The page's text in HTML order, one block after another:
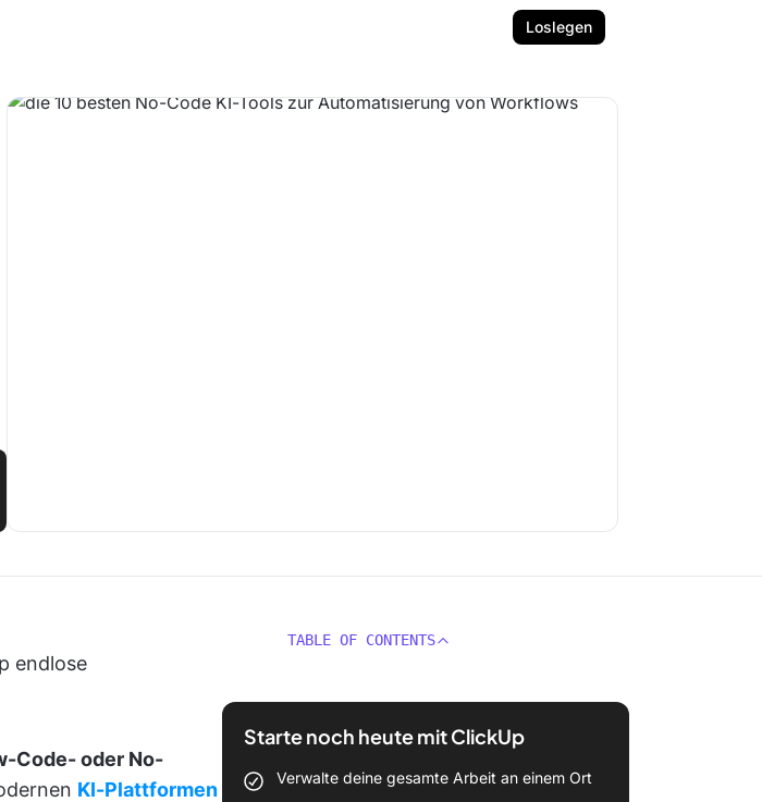
Loslegen
endlose
Code- oder No-
KI-Plattformen
TABLE OF CONTENTS
Starte noch heute mit ClickUp
Verwalte deine gesamte Arbeit an einem Ort